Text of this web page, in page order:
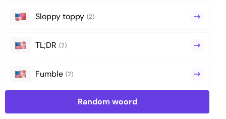
Sloppy toppy (2)
TL;DR (2)
Fumble (2)
Random woord